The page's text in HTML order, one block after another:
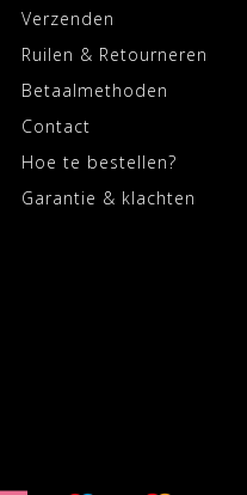
Verzenden
Ruilen & Retourneren
Betaalmethoden
Contact
Hoe te bestellen?
Garantie & klachten